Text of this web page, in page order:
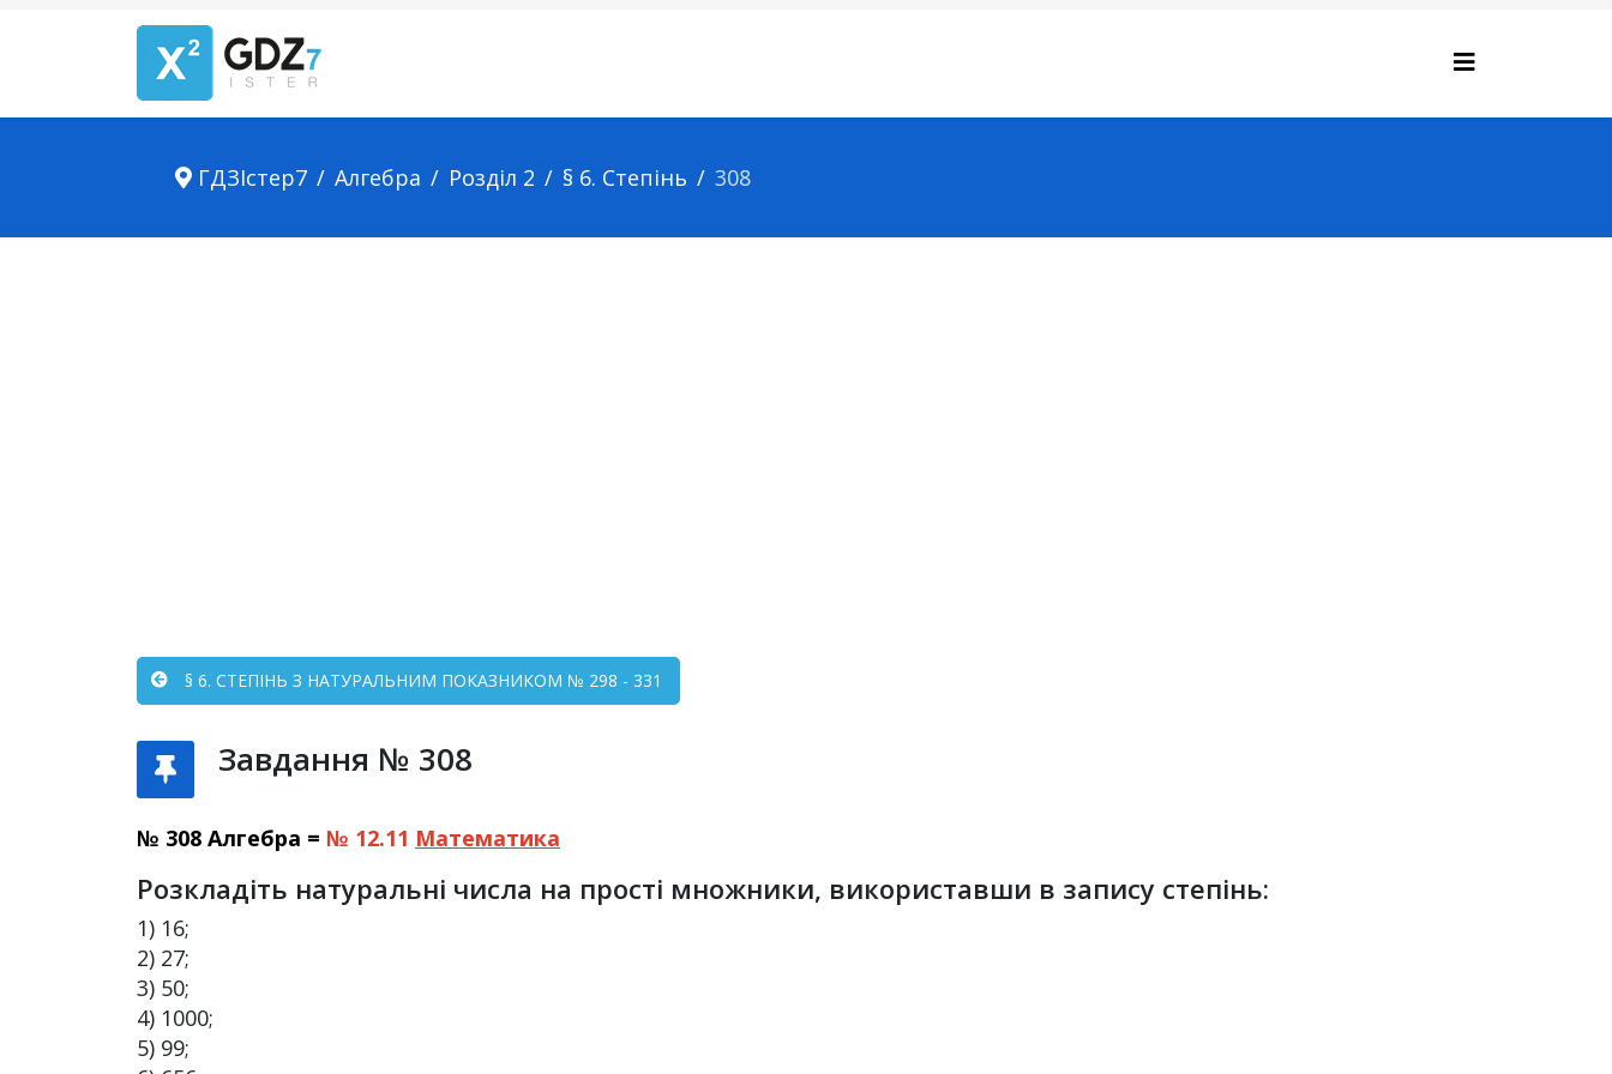
ГДЗІстер7 Алгебра Розділ 2 § 6. Степінь 308
§ 6. СТЕПІНЬ З НАТУРАЛЬНИМ ПОКАЗНИКОМ № 298 - 331
Завдання № 308
№ 308 Алгебра = № 12.11 Математика
Розкладіть натуральні числа на прості множники, використавши в запису степінь:
1) 16;
2) 27;
3) 50;
4) 1000;
5) 99;